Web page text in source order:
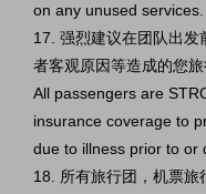
on any unused services.
17. 强烈建议在团队出
者客观原因等造成的您
All passengers are
insurance coverage to
due to illness prior to or
18. 所有旅行团，机票